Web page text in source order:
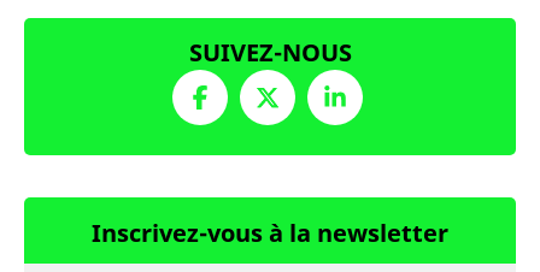
SUIVEZ-NOUS
Inscrivez-vous à la newsletter